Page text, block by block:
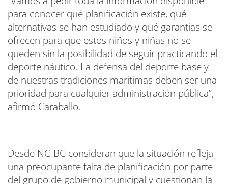
para conocer qué planificación existe, qué
alternativas se han estudiado y qué garantías se
ofrecen para que estos niños y niñas no se
queden sin la posibilidad de seguir practicando el
deporte náutico. La defensa del deporte base y
de nuestras tradiciones marítimas deben ser una
prioridad para cualquier administración pública”,
afirmó Caraballo.
Desde NC-BC consideran que la situación refleja
una preocupante falta de planificación por parte
del grupo de gobierno municipal y cuestionan la